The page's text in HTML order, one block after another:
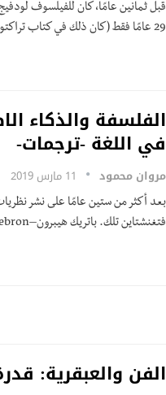
قبل ثمانين عامًا، كان للفيلسوف
29 عامًا فقط (كان ذلك في كتاب تراكتوس، الذي اكتمل…
الفلسفة والذكاء
في اللغة -ترجمات-
مروان محمود 11 مارس 2019
بعد أكثر من ستين عامًا على نشر
فتغنشتاين تلك. باتريك هيبرون–Patrik Hebron الذي…
الفن والعبقرية: